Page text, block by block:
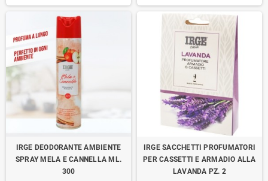
IRGE DEODORANTE AMBIENTE
SPRAY MELA E CANNELLA ML.
300
IRGE SACCHETTI PROFUMATORI
PER CASSETTI E ARMADIO ALLA
LAVANDA PZ. 2